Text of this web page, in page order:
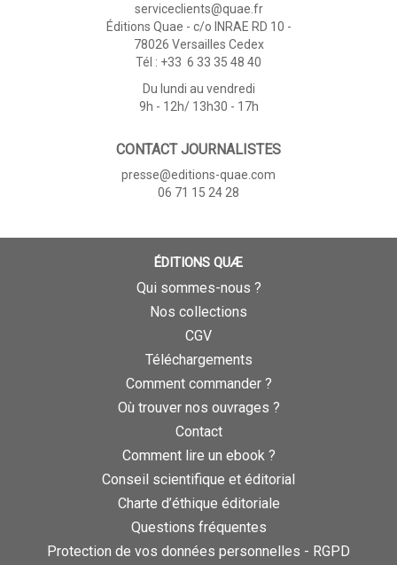
serviceclients@quae.fr
Éditions Quae - c/o INRAE RD 10 -
78026 Versailles Cedex
Tél : +33 6 33 35 48 40
Du lundi au vendredi
9h - 12h/ 13h30 - 17h
CONTACT JOURNALISTES
presse@editions-quae.com
06 71 15 24 28
ÉDITIONS QUÆ
Qui sommes-nous ?
Nos collections
CGV
Téléchargements
Comment commander ?
Où trouver nos ouvrages ?
Contact
Comment lire un ebook ?
Conseil scientifique et éditorial
Charte d’éthique éditoriale
Questions fréquentes
Protection de vos données personnelles - RGPD